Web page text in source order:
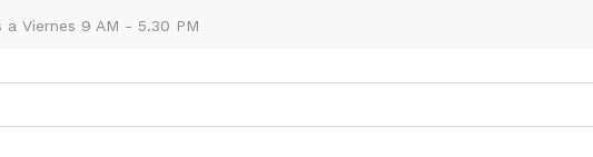
a Viernes 9 AM - 5.30 PM